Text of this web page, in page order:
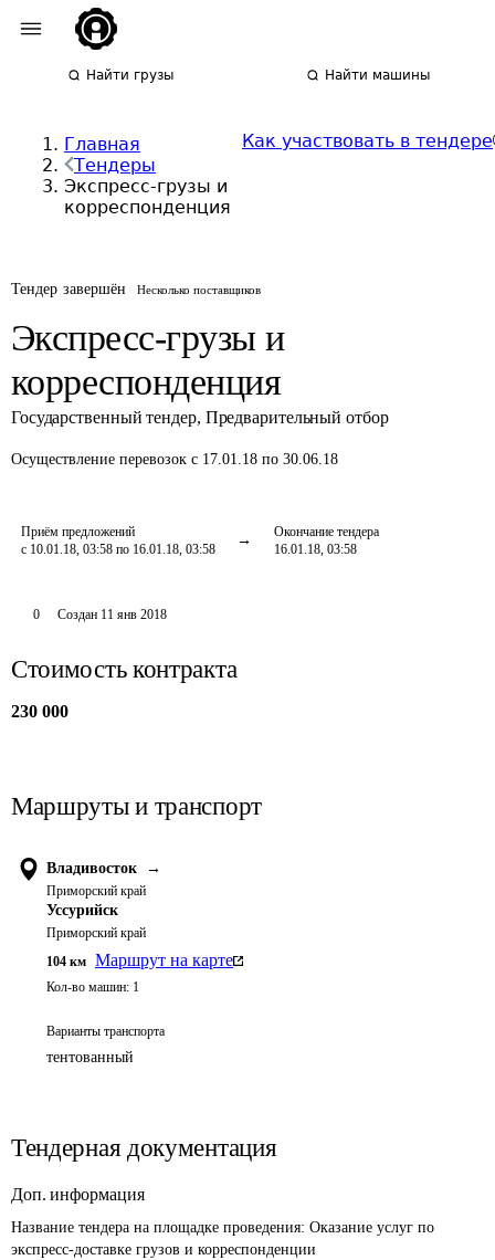
Найти грузы Найти машины
Главная
Тендеры
Экспресс-грузы и
корреспонденция
Как участвовать в тендере
Тендер завершён Несколько поставщиков
Экспресс-грузы и
корреспонденция
Государственный тендер, Предварительный отбор
Осуществление перевозок с 17.01.18 по 30.06.18
Приём предложений
с 10.01.18, 03:58 по 16.01.18, 03:58
Окончание тендера
16.01.18, 03:58
0 Создан 11 янв 2018
Стоимость контракта
230 000
Маршруты и транспорт
Владивосток →
Приморский край
Уссурийск
Приморский край
104 км Маршрут на карте
Кол-во машин: 1
Варианты транспорта
тентованный
Тендерная документация
Доп. информация
Название тендера на площадке проведения: Оказание услуг по
экспресс-доставке грузов и корреспонденции